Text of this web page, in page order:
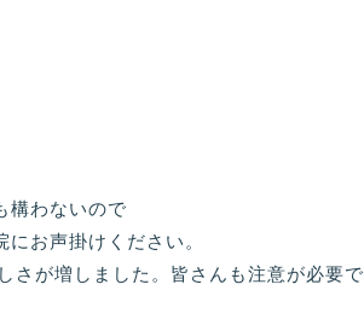
構わないので
お声掛けください。
さが増しました。皆さんも注意が必要で